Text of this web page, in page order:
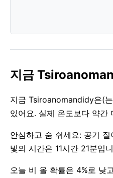
지금
지금 Tsiroanomandidy은(
있어요. 실제 온도보다 약간
안심하고 숨 쉬세요: 공기
빛의 시간은 11시간 21분입
오늘 비 올 확률은 4%로 낮